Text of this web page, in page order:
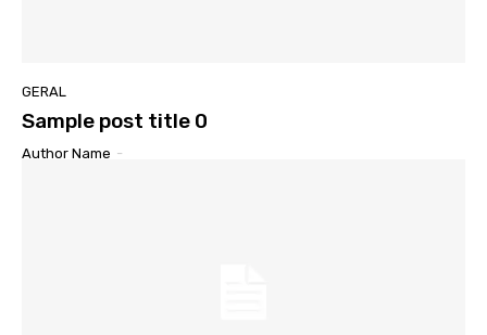
GERAL
Sample post title 0
Author Name -